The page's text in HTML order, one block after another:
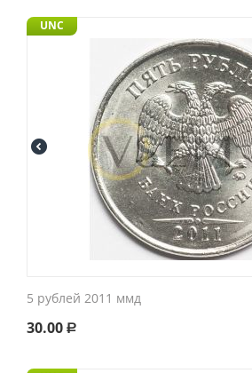
UNC
5 рублей 2011 ммд
30.00 Р